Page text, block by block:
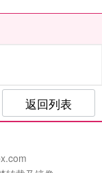
返回列表